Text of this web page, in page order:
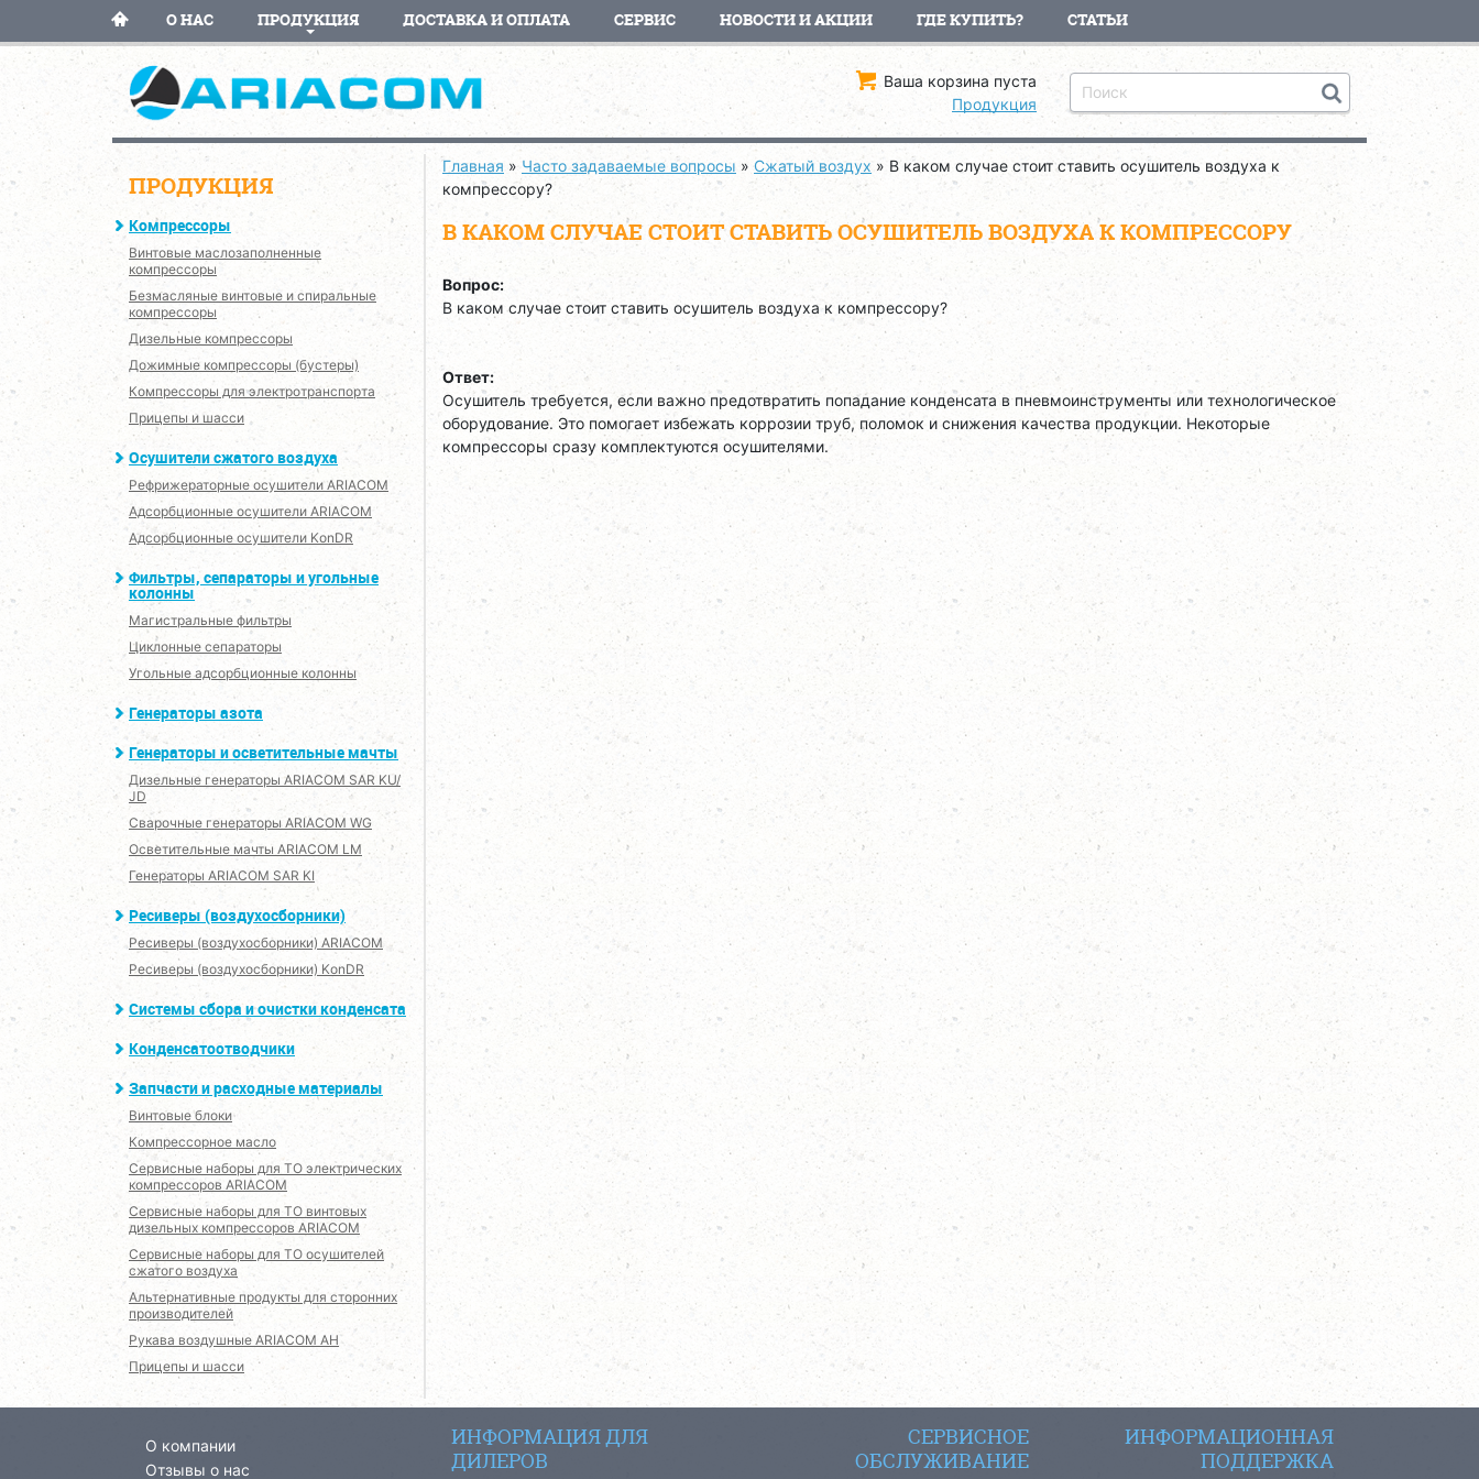
О НАС ПРОДУКЦИЯ ДОСТАВКА И ОПЛАТА СЕРВИС НОВОСТИ И АКЦИИ ГДЕ КУПИТЬ? СТАТЬИ
Ваша корзина пуста
Продукция
ПРОДУКЦИЯ
Компрессоры
Винтовые маслозаполненные
компрессоры
Безмасляные винтовые и спиральные
компрессоры
Дизельные компрессоры
Дожимные компрессоры (бустеры)
Компрессоры для электротранспорта
Прицепы и шасси
Осушители сжатого воздуха
Рефрижераторные осушители ARIACOM
Адсорбционные осушители ARIACOM
Адсорбционные осушители KonDR
Фильтры, сепараторы и угольные
колонны
Магистральные фильтры
Циклонные сепараторы
Угольные адсорбционные колонны
Генераторы азота
Генераторы и осветительные мачты
Дизельные генераторы ARIACOM SAR KU/
JD
Сварочные генераторы ARIACOM WG
Осветительные мачты ARIACOM LM
Генераторы ARIACOM SAR KI
Ресиверы (воздухосборники)
Ресиверы (воздухосборники) ARIACOM
Ресиверы (воздухосборники) KonDR
Системы сбора и очистки конденсата
Конденсатоотводчики
Запчасти и расходные материалы
Винтовые блоки
Компрессорное масло
Сервисные наборы для ТО электрических
компрессоров ARIACOM
Сервисные наборы для ТО винтовых
дизельных компрессоров ARIACOM
Сервисные наборы для ТО осушителей
сжатого воздуха
Альтернативные продукты для сторонних
производителей
Рукава воздушные ARIACOM AH
Прицепы и шасси
Главная » Часто задаваемые вопросы » Сжатый воздух » В каком случае стоит ставить осушитель воздуха к
компрессору?
В КАКОМ СЛУЧАЕ СТОИТ СТАВИТЬ ОСУШИТЕЛЬ ВОЗДУХА К КОМПРЕССОРУ
Вопрос:
В каком случае стоит ставить осушитель воздуха к компрессору?
Ответ:
Осушитель требуется, если важно предотвратить попадание конденсата в пневмоинструменты или технологическое
оборудование. Это помогает избежать коррозии труб, поломок и снижения качества продукции. Некоторые
компрессоры сразу комплектуются осушителями.
О компании
Отзывы о нас
ИНФОРМАЦИЯ ДЛЯ
ДИЛЕРОВ
СЕРВИСНОЕ
ОБСЛУЖИВАНИЕ
ИНФОРМАЦИОННАЯ
ПОДДЕРЖКА